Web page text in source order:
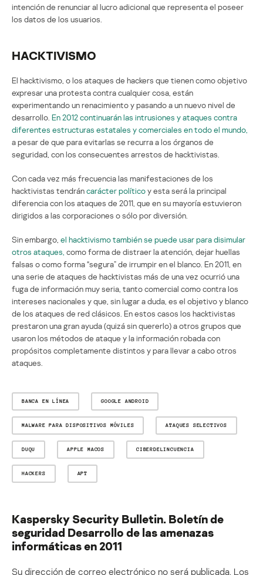
intención de renunciar al lucro adicional que representa el poseer
los datos de los usuarios.
HACKTIVISMO
El hacktivismo, o los ataques de hackers que tienen como objetivo
expresar una protesta contra cualquier cosa, están
experimentando un renacimiento y pasando a un nuevo nivel de
desarrollo. En 2012 continuarán las intrusiones y ataques contra
diferentes estructuras estatales y comerciales en todo el mundo,
a pesar de que para evitarlas se recurra a los órganos de
seguridad, con los consecuentes arrestos de hacktivistas.
Con cada vez más frecuencia las manifestaciones de los
hacktivistas tendráncarácter políticoy esta será la principal
diferencia con los ataques de 2011, que en su mayoría estuvieron
dirigidos a las corporaciones o sólo por diversión.
Sin embargo, el hacktivismo también se puede usar para disimular
otros ataques, como forma de distraer la atención, dejar huellas
falsas o como forma “segura” de irrumpir en el blanco. En 2011, en
una serie de ataques de hacktivistas más de una vez ocurrió una
fuga de información muy seria, tanto comercial como contra los
intereses nacionales y que, sin lugar a duda, es el objetivo y blanco
de los ataques de red clásicos. En estos casos los hacktivistas
prestaron una gran ayuda (quizá sin quererlo) a otros grupos que
usaron los métodos de ataque y la información robada con
propósitos completamente distintos y para llevar a cabo otros
ataques.
BANCA EN LÍNEA GOOGLE ANDROID
MALWARE PARA DISPOSITIVOS MÓVILES ATAQUES SELECTIVOS
DUQU APPLE MACOS CIBERDELINCUENCIA
HACKERS APT
Kaspersky Security Bulletin. Boletín de
seguridad Desarrollo de las amenazas
informáticas en 2011
Su dirección de correo electrónico no será publicada. Los